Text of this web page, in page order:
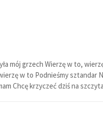
mój grzech Wierzę w to,
w to Podnieśmy sztandar
Chcę krzyczeć dziś na